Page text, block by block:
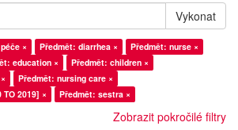
Vykonat
× Předmět: diarrhea ×
Předmět: nurse ×
education ×
Předmět: children ×
Předmět: nursing care ×
2019] ×
Předmět: sestra ×
Zobrazit pokročilé filtry